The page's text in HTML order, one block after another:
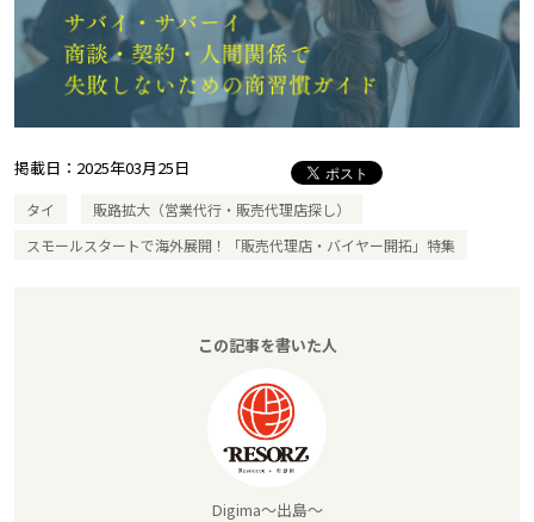
掲載日： 2025年03月25日
タイ
販路拡大（営業代行・販売代理店探し）
スモールスタートで海外展開！「販売代理店・バイヤー開拓」特集
この記事を書いた人
Digima～出島～